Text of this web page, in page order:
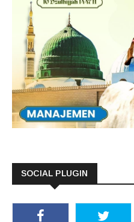
SOCIAL PLUGIN